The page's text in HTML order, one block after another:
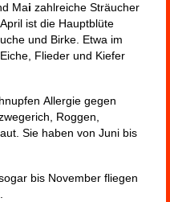
Mai zahlreiche Sträucher
ist die Hauptblüte
und Birke. Etwa im
Flieder und Kiefer
Allergie gegen
Roggen,
Sie haben von Juni bis
bis November fliegen